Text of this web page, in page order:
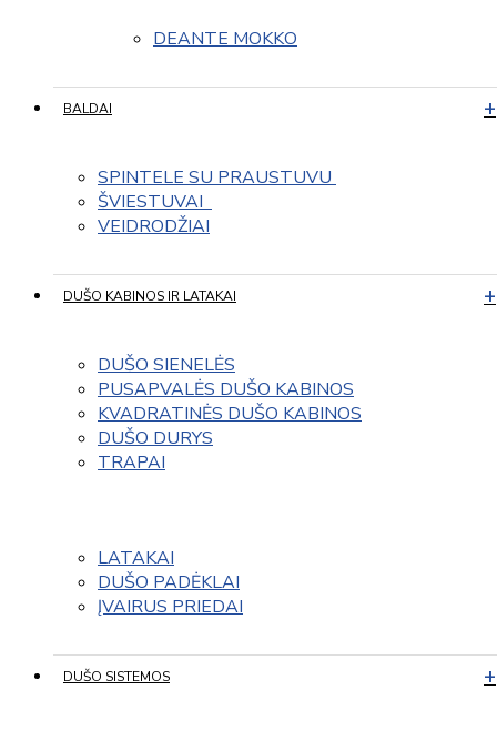
DEANTE MOKKO
BALDAI
SPINTELE SU PRAUSTUVU
ŠVIESTUVAI
VEIDRODŽIAI
DUŠO KABINOS IR LATAKAI
DUŠO SIENELĖS
PUSAPVALĖS DUŠO KABINOS
KVADRATINĖS DUŠO KABINOS
DUŠO DURYS
TRAPAI
LATAKAI
DUŠO PADĖKLAI
ĮVAIRUS PRIEDAI
DUŠO SISTEMOS